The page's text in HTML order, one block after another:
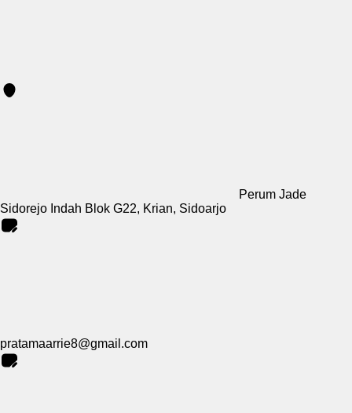
Perum Jade
Sidorejo Indah Blok G22, Krian, Sidoarjo
pratamaarrie8@gmail.com